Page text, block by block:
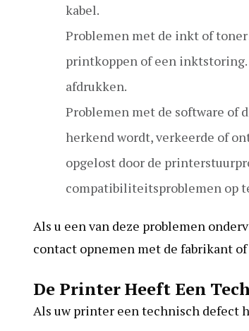
kabel.
Problemen met de inkt of
printkoppen of een
afdrukken.
Problemen met de software of
herkend wordt, verkeerde of
opgelost door de
compatibiliteitsproblemen op
Als u een van deze problemen
contact opnemen met de fabrikant
De Printer Heeft Een
Als uw printer een technisch defect